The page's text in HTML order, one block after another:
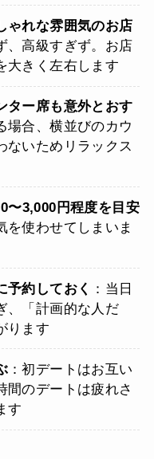
ゃれな雰囲気のお店
、高級すぎず。お店
大きく左右します
ター席も意外とおす
場合、横並びのカウ
ないためリラックス
〜3,000円程度を目安
を使わせてしまいま
予約しておく
：当日
、「計画的な人だ
ります
：初デートはお互い
間のデートは疲れさ
す